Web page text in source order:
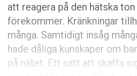
Prenumerera
Läs Språktidningen digitalt
Press
att reagera på den hätska
förekommer. Kränkningar
många. Samtidigt insåg
hade dåliga kunskaper om
på nätet. Ett sätt att skaffa